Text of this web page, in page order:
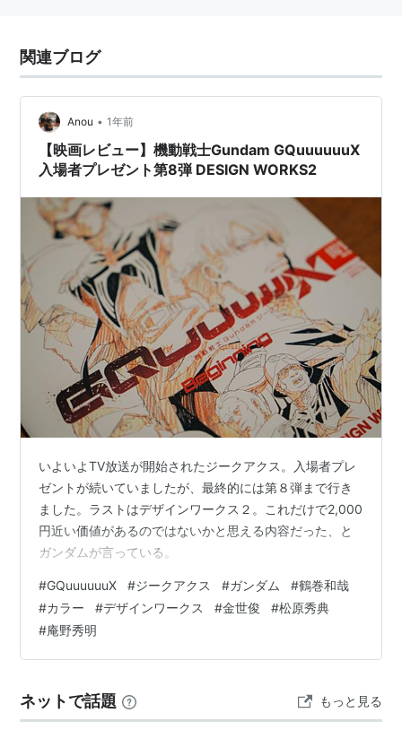
関連ブログ
Anou • 1年前
【映画レビュー】機動戦士Gundam GQuuuuuuX
入場者プレゼント第8弾 DESIGN WORKS2
いよいよTV放送が開始されたジークアクス。入場者プレ
ゼントが続いていましたが、最終的には第８弾まで行き
ました。ラストはデザインワークス２。これだけで2,000
円近い価値があるのではないかと思える内容だった、と
ガンダムが言っている。
#GQuuuuuuX #ジークアクス #ガンダム #鶴巻和哉
#カラー #デザインワークス #金世俊 #松原秀典
#庵野秀明
ネットで話題 もっと見る